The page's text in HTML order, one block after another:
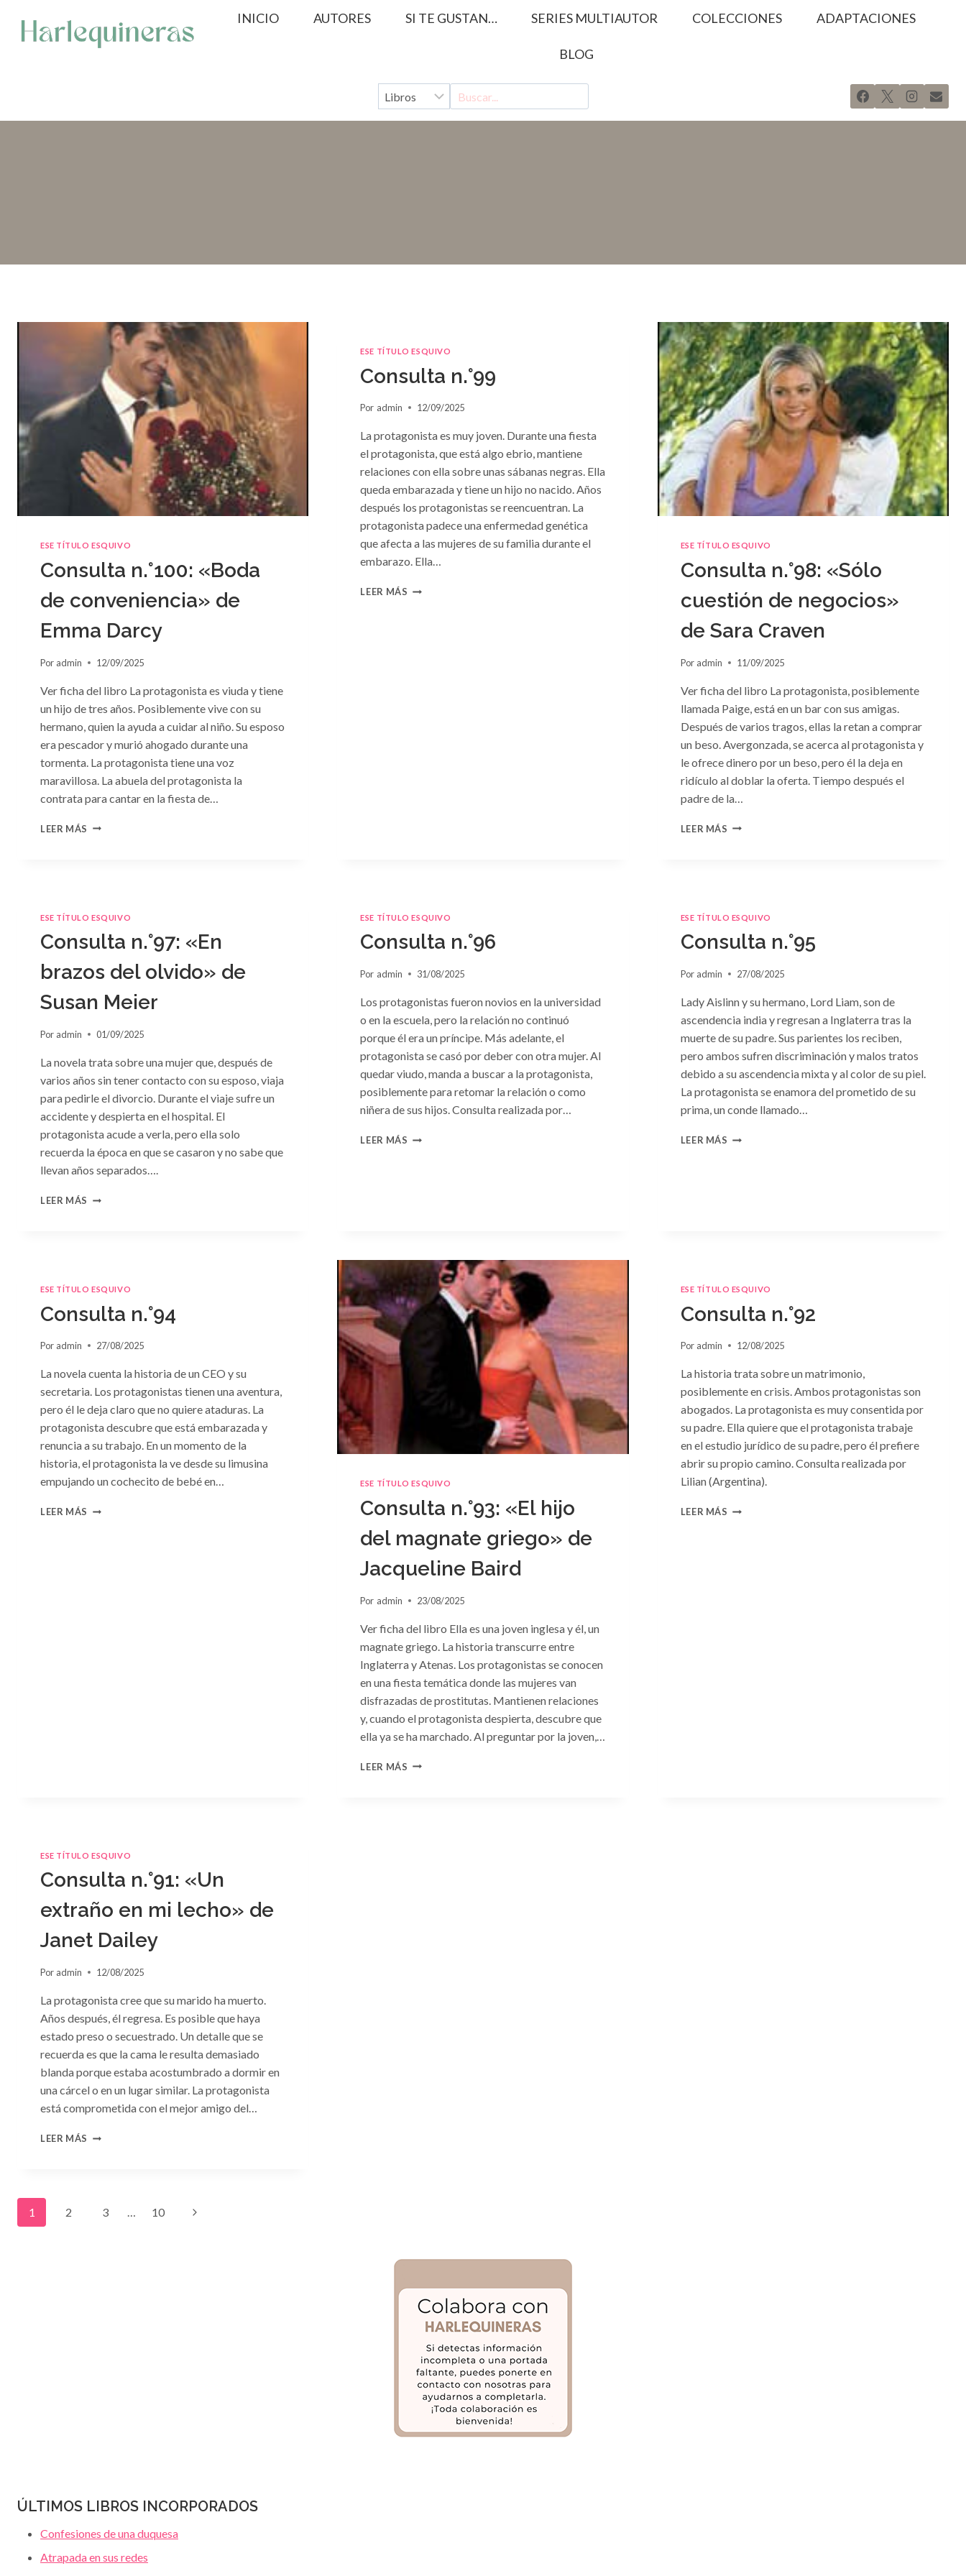
contenido
INICIO AUTORES SI TE GUSTAN… SERIES MULTIAUTOR COLECCIONES ADAPTACIONES
BLOG
ESE TÍTULO ESQUIVO
Consulta n.°100: «Boda
de conveniencia» de
Emma Darcy
Por admin 12/09/2025
Ver ficha del libro La protagonista es viuda y tiene
un hijo de tres años. Posiblemente vive con su
hermano, quien la ayuda a cuidar al niño. Su esposo
era pescador y murió ahogado durante una
tormenta. La protagonista tiene una voz
maravillosa. La abuela del protagonista la
contrata para cantar en la fiesta de…
LEER MÁS CONSULTA
EMMA
DARCY
ESE TÍTULO ESQUIVO
Consulta n.°99
Por admin 12/09/2025
La protagonista es muy joven. Durante una fiesta
el protagonista, que está algo ebrio, mantiene
relaciones con ella sobre unas sábanas negras. Ella
queda embarazada y tiene un hijo no nacido. Años
después los protagonistas se reencuentran. La
protagonista padece una enfermedad genética
que afecta a las mujeres de su familia durante el
embarazo. Ella…
LEER MÁS CONSULTA
ESE TÍTULO ESQUIVO
Consulta n.°98: «Sólo
cuestión de negocios»
de Sara Craven
Por admin 11/09/2025
Ver ficha del libro La protagonista, posiblemente
llamada Paige, está en un bar con sus amigas.
Después de varios tragos, ellas la retan a comprar
un beso. Avergonzada, se acerca al protagonista y
le ofrece dinero por un beso, pero él la deja en
ridículo al doblar la oferta. Tiempo después el
padre de la…
LEER MÁS CONSULTA
SARA
ESE TÍTULO ESQUIVO
Consulta n.°97: «En
brazos del olvido» de
Susan Meier
Por admin 01/09/2025
La novela trata sobre una mujer que, después de
varios años sin tener contacto con su esposo, viaja
para pedirle el divorcio. Durante el viaje sufre un
accidente y despierta en el hospital. El
protagonista acude a verla, pero ella solo
recuerda la época en que se casaron y no sabe que
llevan años separados….
LEER MÁS CONSULTA
SUSAN
ESE TÍTULO ESQUIVO
Consulta n.°96
Por admin 31/08/2025
Los protagonistas fueron novios en la universidad
o en la escuela, pero la relación no continuó
porque él era un príncipe. Más adelante, el
protagonista se casó por deber con otra mujer. Al
quedar viudo, manda a buscar a la protagonista,
posiblemente para retomar la relación o como
niñera de sus hijos. Consulta realizada por…
LEER MÁS CONSULTA
ESE TÍTULO ESQUIVO
Consulta n.°95
Por admin 27/08/2025
Lady Aislinn y su hermano, Lord Liam, son de
ascendencia india y regresan a Inglaterra tras la
muerte de su padre. Sus parientes los reciben,
pero ambos sufren discriminación y malos tratos
debido a su ascendencia mixta y al color de su piel.
La protagonista se enamora del prometido de su
prima, un conde llamado…
LEER MÁS CONSULTA
ESE TÍTULO ESQUIVO
Consulta n.°94
Por admin 27/08/2025
La novela cuenta la historia de un CEO y su
secretaria. Los protagonistas tienen una aventura,
pero él le deja claro que no quiere ataduras. La
protagonista descubre que está embarazada y
renuncia a su trabajo. En un momento de la
historia, el protagonista la ve desde su limusina
empujando un cochecito de bebé en…
LEER MÁS CONSULTA
ESE TÍTULO ESQUIVO
Consulta n.°93: «El hijo
del magnate griego» de
Jacqueline Baird
Por admin 23/08/2025
Ver ficha del libro Ella es una joven inglesa y él, un
magnate griego. La historia transcurre entre
Inglaterra y Atenas. Los protagonistas se conocen
en una fiesta temática donde las mujeres van
disfrazadas de prostitutas. Mantienen relaciones
y, cuando el protagonista despierta, descubre que
ella ya se ha marchado. Al preguntar por la joven,…
LEER MÁS CONSULTA
ESE TÍTULO ESQUIVO
Consulta n.°92
Por admin 12/08/2025
La historia trata sobre un matrimonio,
posiblemente en crisis. Ambos protagonistas son
abogados. La protagonista es muy consentida por
su padre. Ella quiere que el protagonista trabaje
en el estudio jurídico de su padre, pero él prefiere
abrir su propio camino. Consulta realizada por
Lilian (Argentina).
LEER MÁS CONSULTA
ESE TÍTULO ESQUIVO
Consulta n.°91: «Un
extraño en mi lecho» de
Janet Dailey
Por admin 12/08/2025
La protagonista cree que su marido ha muerto.
Años después, él regresa. Es posible que haya
estado preso o secuestrado. Un detalle que se
recuerda es que la cama le resulta demasiado
blanda porque estaba acostumbrado a dormir en
una cárcel o en un lugar similar. La protagonista
está comprometida con el mejor amigo del…
LEER MÁS CONSULTA
Navegación
1 2 3 … 10
Siguiente
ÚLTIMOS LIBROS INCORPORADOS
Confesiones de una duquesa
Atrapada en sus redes